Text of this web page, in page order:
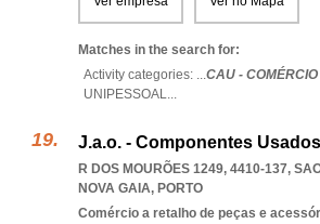
Matches in the search for:
Activity categories: ...CAU -
UNIPESSOAL...
J.a.o. - Componentes
R DOS MOURÕES 1249, 4410-137,
NOVA GAIA, PORTO
Comércio a retalho de peças e